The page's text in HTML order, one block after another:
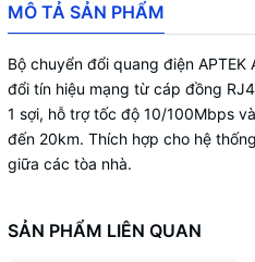
MÔ TẢ SẢN PHẨM
Bộ chuyển đổi quang điện
đổi tín hiệu mạng từ cáp đồng
1 sợi, hỗ trợ tốc độ 10/100Mbps
đến 20km. Thích hợp cho hệ
giữa các tòa nhà.
SẢN PHẨM LIÊN QUAN